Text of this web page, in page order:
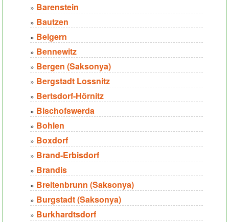
» Barenstein
» Bautzen
» Belgern
» Bennewitz
» Bergen (Saksonya)
» Bergstadt Lossnitz
» Bertsdorf-Hörnitz
» Bischofswerda
» Bohlen
» Boxdorf
» Brand-Erbisdorf
» Brandis
» Breitenbrunn (Saksonya)
» Burgstadt (Saksonya)
» Burkhardtsdorf